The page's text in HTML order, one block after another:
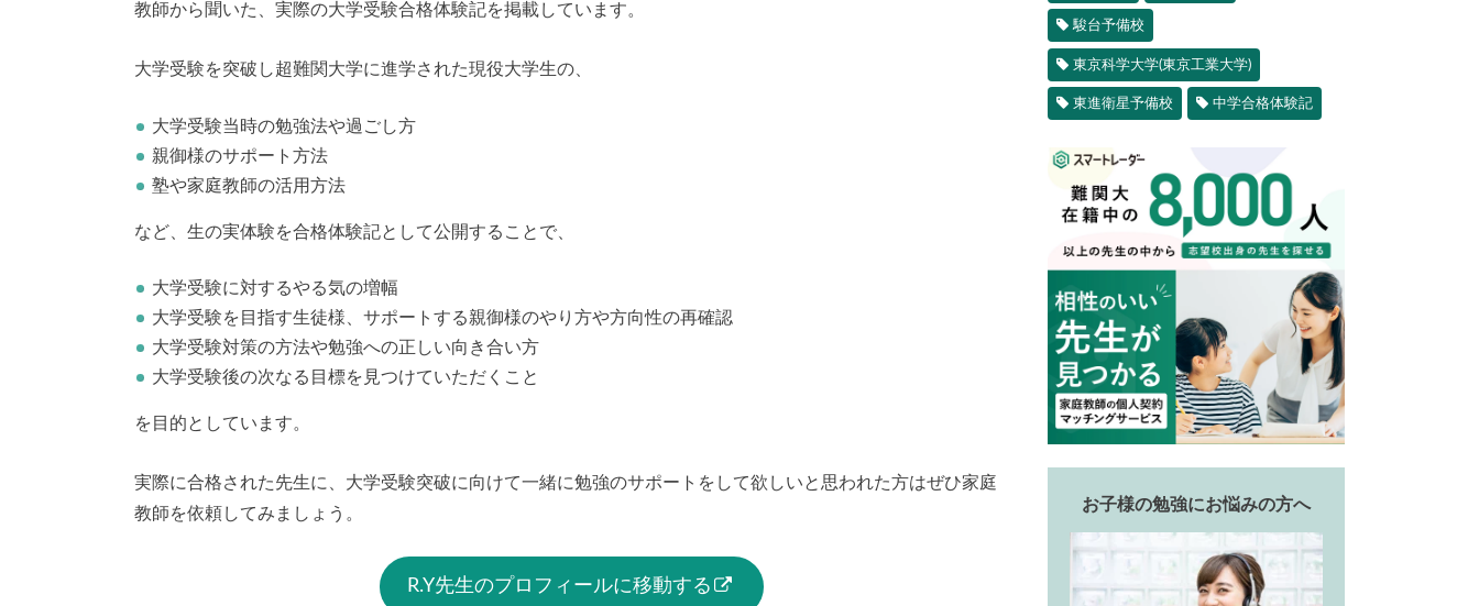
教師から聞いた、実際の大学受験合格体験記を掲載しています。
大学受験を突破し超難関大学に進学された現役大学生の、
大学受験当時の勉強法や過ごし方
親御様のサポート方法
塾や家庭教師の活用方法
など、生の実体験を合格体験記として公開することで、
大学受験に対するやる気の増幅
大学受験を目指す生徒様、サポートする親御様のやり方や方向性の再確認
大学受験対策の方法や勉強への正しい向き合い方
大学受験後の次なる目標を見つけていただくこと
を目的としています。
実際に合格された先生に、大学受験突破に向けて一緒に勉強のサポートをして欲しいと思われた方はぜひ家庭
教師を依頼してみましょう。
R.Y先生のプロフィールに移動する
駿台予備校
東京科学大学(東京工業大学)
東進衛星予備校 中学合格体験記
お子様の勉強にお悩みの方へ